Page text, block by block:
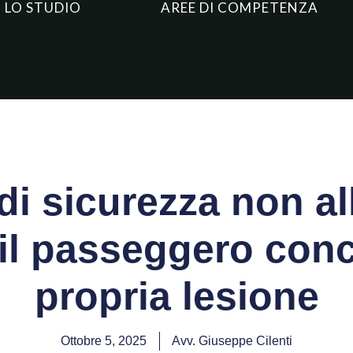
LO STUDIO AREE DI COMPETENZA
sicurezza non
passeggero
propria lesione
Ottobre 5, 2025 Avv. Giuseppe Cilenti